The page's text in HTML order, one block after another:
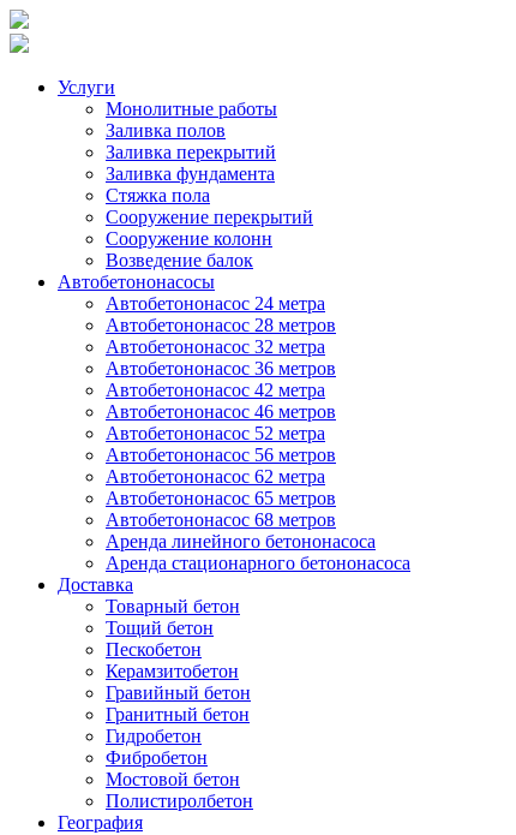
Услуги
Монолитные работы
Заливка полов
Заливка перекрытий
Заливка фундамента
Стяжка пола
Сооружение перекрытий
Сооружение колонн
Возведение балок
Автобетононасосы
Автобетононасос 24 метра
Автобетононасос 28 метров
Автобетононасос 32 метра
Автобетононасос 36 метров
Автобетононасос 42 метра
Автобетононасос 46 метров
Автобетононасос 52 метра
Автобетононасос 56 метров
Автобетононасос 62 метра
Автобетононасос 65 метров
Автобетононасос 68 метров
Аренда линейного бетононасоса
Аренда стационарного бетононасоса
Доставка
Товарный бетон
Тощий бетон
Пескобетон
Керамзитобетон
Гравийный бетон
Гранитный бетон
Гидробетон
Фибробетон
Мостовой бетон
Полистиролбетон
География